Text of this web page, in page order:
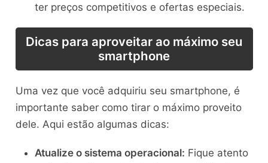
ter preços competitivos e ofertas especiais.
Dicas para aproveitar ao máximo seu
smartphone
Uma vez que você adquiriu seu smartphone, é
importante saber como tirar o máximo proveito
dele. Aqui estão algumas dicas:
Atualize o sistema operacional: Fique atento